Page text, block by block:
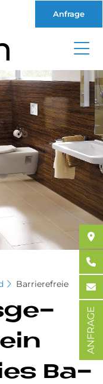
Anfrage
Barrierefreie
Ba­
ANFRAGE